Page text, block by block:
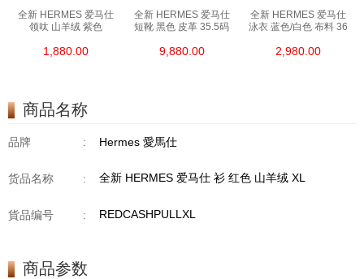
全新 HERMES 爱马仕
领呔 山羊绒 紫色
1,880.00
全新 HERMES 爱马仕
短靴 黑色 皮革 35.5码
9,880.00
全新 HERMES 爱马仕
泳衣 蓝色/白色 布料 36
2,980.00
商品名称
品牌 : Hermes 愛馬仕
货品名称 : 全新 HERMES 爱马仕 衫 红色 山羊绒 XL
貨品编号 : REDCASHPULLXL
商品参数